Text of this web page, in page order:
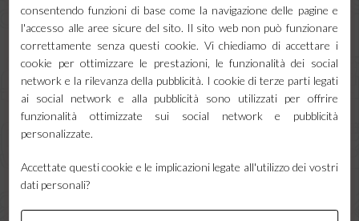
uscita a un valore controllato e ne stabilizza l'erogazione,
garantendo un flusso costante alla torcia anche mentre la bombola
si svuota. Senza un riduttore correttamente regolato il bagno di
saldatura non sarebbe protetto in modo uniforme, con il rischio di
porosità e cordoni di scarsa qualità. È quindi un elemento di
sicurezza e di qualità al tempo stesso.
Riduttore di pressione argon per la
saldatura TIG e MIG
Il riduttore di pressione argon è impiegato nei processi che
richiedono questo gas inerte come protezione, in particolare la
sono generalmente dotati di flussometro, che permette di leggere
consentendo funzioni di base come la navigazione delle pagine e
l'accesso alle aree sicure del sito. Il sito web non può funzionare
correttamente senza questi cookie. Vi chiediamo di accettare i
cookie per ottimizzare le prestazioni, le funzionalità dei social
network e la rilevanza della pubblicità. I cookie di terze parti legati
ai social network e alla pubblicità sono utilizzati per offrire
funzionalità ottimizzate sui social network e pubblicità
personalizzate.
Accettate questi cookie e le implicazioni legate all'utilizzo dei vostri
dati personali?